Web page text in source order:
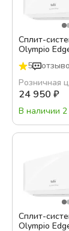
Уровень
Wi-Fi
Есть
Нет
Опция
Тихий
Сплит-
Olympio
5
Розничная
24 950 ₽
В наличии
Сплит-
Olympio